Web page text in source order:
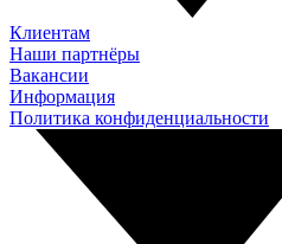
Клиентам
Наши партнёры
Вакансии
Информация
Политика конфиденциальности